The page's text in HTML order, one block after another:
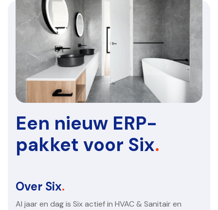
Een nieuw ERP-
pakket voor Six.
Over Six.
Al jaar en dag is Six actief in HVAC & Sanitair en